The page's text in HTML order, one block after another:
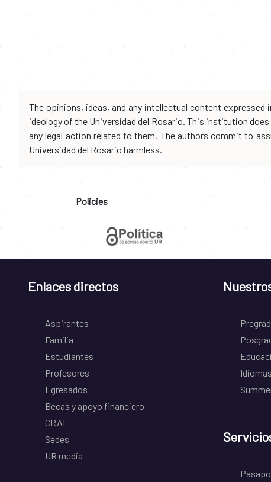
The opinions, ideas, and any intellectual content
ideology of the Universidad del Rosario. This institution
any legal action related to them. The authors commit to
Universidad del Rosario harmless.
Policies
Enlaces directos
Aspirantes
Familia
Estudiantes
Profesores
Egresados
Becas y apoyo financiero
CRAI
Sedes
UR media
Idiomas